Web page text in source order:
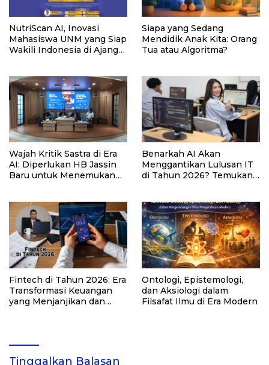
NutriScan AI, Inovasi
Mahasiswa UNM yang Siap
Wakili Indonesia di Ajang
Siapa yang Sedang
Mendidik Anak Kita: Orang
Tua atau Algoritma?
Wajah Kritik Sastra di Era
AI: Diperlukan HB Jassin
Baru untuk Menemukan
Benarkah AI Akan
Menggantikan Lulusan IT
di Tahun 2026? Temukan
Otomatisasi
Fintech di Tahun 2026: Era
Transformasi Keuangan
yang Menjanjikan dan
Ontologi, Epistemologi,
dan Aksiologi dalam
Filsafat Ilmu di Era Modern
Tinggalkan Balasan